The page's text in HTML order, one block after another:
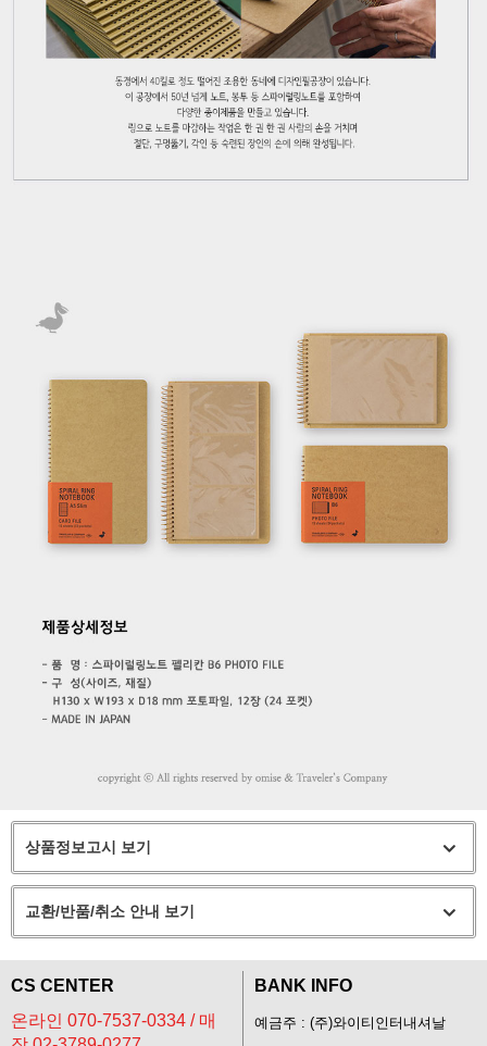
상품정보고시 보기
교환/반품/취소 안내 보기
CS CENTER
온라인 070-7537-0334 / 매
BANK INFO
예금주 : (주)와이티인터내셔날